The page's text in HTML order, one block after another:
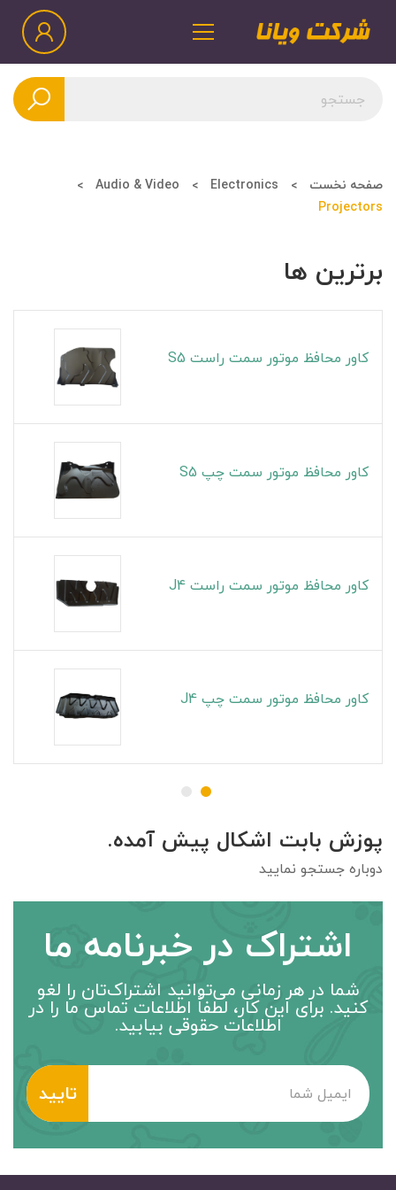
صفحه نخست Electronics
Audio & Video
Projectors
برترین ها
کاور محافظ موتور سمت راست S5
کاور محافظ موتور سمت چپ S5
کاور محافظ موتور سمت راست J4
کاور محافظ موتور سمت چپ J4
پوزش بابت اشکال پیش آمده.
دوباره جستجو نمایید
اشتراک در خبرنامه ما
شما در هر زمانی می‌توانید اشتراک‌تان را لغو
کنید. برای این کار، لطفاً اطلاعات تماس ما را در
اطلاعات حقوقی بیابید.